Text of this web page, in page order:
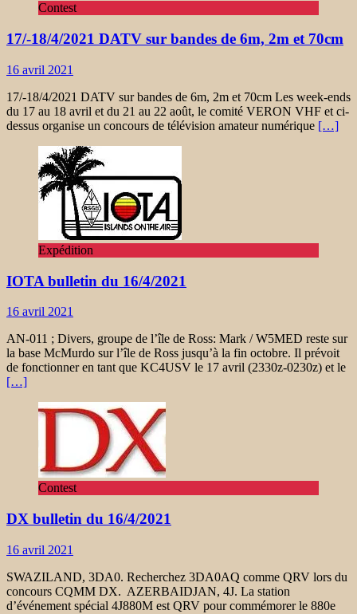
Contest
17/-18/4/2021 DATV sur bandes de 6m, 2m et 70cm
16 avril 2021
17/-18/4/2021 DATV sur bandes de 6m, 2m et 70cm Les week-ends
du 17 au 18 avril et du 21 au 22 août, le comité VERON VHF et ci-
dessus organise un concours de télévision amateur numérique […]
Expédition
IOTA bulletin du 16/4/2021
16 avril 2021
AN-011 ; Divers, groupe de l’île de Ross: Mark / W5MED reste sur
la base McMurdo sur l’île de Ross jusqu’à la fin octobre. Il prévoit
de fonctionner en tant que KC4USV le 17 avril (2330z-0230z) et le
[…]
Contest
DX bulletin du 16/4/2021
16 avril 2021
SWAZILAND, 3DA0. Recherchez 3DA0AQ comme QRV lors du
concours CQMM DX. AZERBAIDJAN, 4J. La station
d’événement spécial 4J880M est QRV pour commémorer le 880e